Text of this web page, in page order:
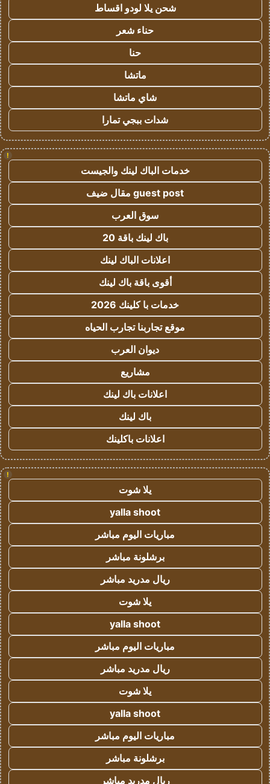
شحن يلا لودو اقساط
حناء شعر
حنا
ماتشا
شاي ماتشا
شدات ببجي تمارا
!
خدمات الباك لينك والجيست
guest post مقال ضيف
سوق العرب
باك لينك باقة 20
اعلانات الباك لينك
أقوى باقة باك لينك
خدمات با كلينك 2026
موقع تجاربنا تجارب الحياه
ديوان العرب
مشاريع
اعلانات باك لينك
باك لينك
اعلانات باكلينك
!
يلا شوت
yalla shoot
مباريات اليوم مباشر
برشلونة مباشر
ريال مدريد مباشر
يلا شوت
yalla shoot
مباريات اليوم مباشر
ريال مدريد مباشر
يلا شوت
yalla shoot
مباريات اليوم مباشر
برشلونة مباشر
ريال مدريد مباشر